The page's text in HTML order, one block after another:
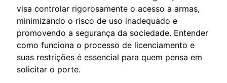
visa controlar rigorosamente o acesso a armas,
minimizando o risco de uso inadequado e
promovendo a segurança da sociedade. Entender
como funciona o processo de licenciamento e
suas restrições é essencial para quem pensa em
solicitar o porte.